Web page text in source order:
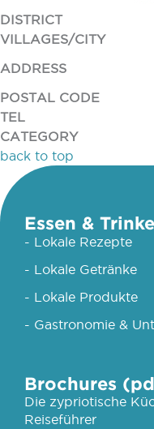
DISTRICT
VILLAGES/CITY
ADDRESS
POSTAL CODE
TEL
CATEGORY
back to top
Essen &
- Lokale Rezepte
- Lokale Getränke
- Lokale Produkte
- Gastronomie &
Brochures
Die zypriotische
Reiseführer